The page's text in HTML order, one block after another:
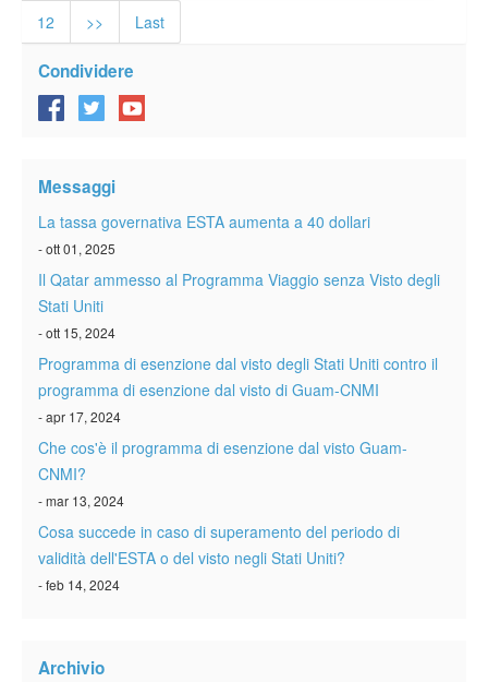
12
>> Last
Condividere
Messaggi
La tassa governativa ESTA aumenta a 40 dollari
- ott 01, 2025
Il Qatar ammesso al Programma Viaggio senza Visto degli
Stati Uniti
- ott 15, 2024
Programma di esenzione dal visto degli Stati Uniti contro il
programma di esenzione dal visto di Guam-CNMI
- apr 17, 2024
Che cos'è il programma di esenzione dal visto Guam-
CNMI?
- mar 13, 2024
Cosa succede in caso di superamento del periodo di
validità dell'ESTA o del visto negli Stati Uniti?
- feb 14, 2024
Archivio